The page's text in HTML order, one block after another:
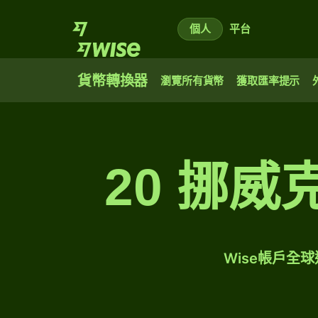
個人 平台
貨幣轉換器 瀏覽所有貨幣 獲取匯率提示
20 挪威
Wise帳戶全球